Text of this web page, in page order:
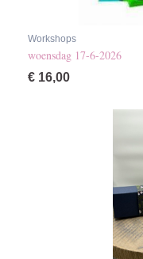
Workshops
woensdag 17-6-2026
€ 16,00